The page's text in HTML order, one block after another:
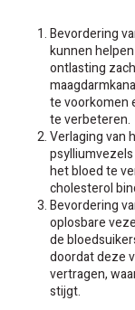
Bevordering
kunnen
ontlasting
te voorkomen
te verbeteren.
Verlaging van
het bloed te
cholesterol
Bevordering
oplosbare
de
doordat deze
vertragen,
stijgt.